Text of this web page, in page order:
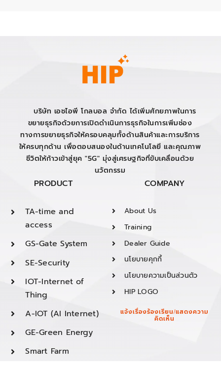
บริษัท เอชไอพี โกลบอล จำกัด ได้เพิ่มศักยภาพในการ
ขยายธุรกิจด้วยการเปิดดำเนินการธุรกิจในการเพิ่มช่อง
ทางการขยายธุรกิจให้ครอบคลุมทั้งด้านสินค้าและการบริการ
ให้ครบทุกด้าน เพื่อตอบสนองในด้านเทคโนโลยี และคุณภาพ
ชีวิตให้ก้าวเข้าสู่ยุค "5G" มุ่งสู่เศรษฐกิจที่ขับเคลื่อนด้วย
นวัตกรรม
PRODUCT
TA-time and
access
GS-Gate System
SE-Security
IOT-Internet of
Thing
A-IOT (AI Internet)
GE-Green Energy
Smart Farm
COMPANY
About Us
Training
Dealer Guide
นโยบายคุกกี้
นโยบายความเป็นส่วนตัว
HIP LOGO
แจ้งเรื่องร้องเรียน/แสดงความ
คิดเห็น